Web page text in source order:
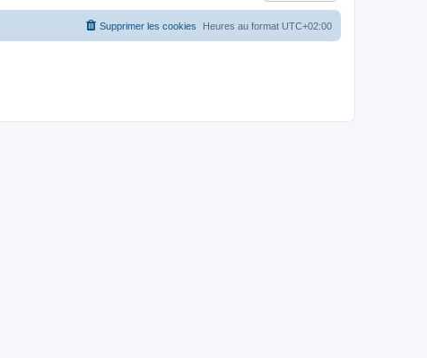
Heures au format UTC+02:00
Supprimer les cookies